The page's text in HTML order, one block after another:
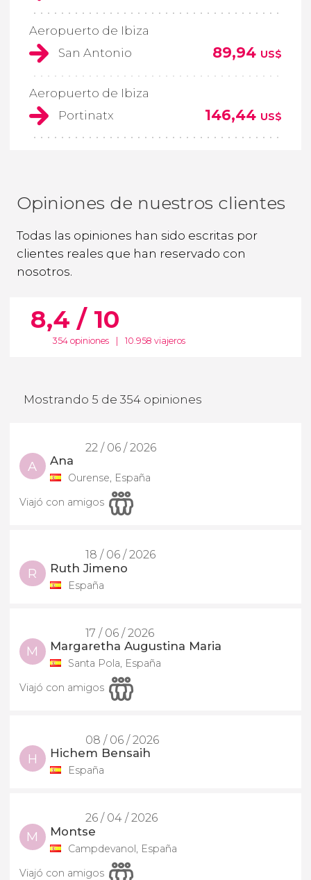
Aeropuerto de Ibiza
San Antonio
89,94 US$
Aeropuerto de Ibiza
Portinatx
146,44 US$
Opiniones de nuestros clientes
Todas las opiniones han sido escritas por
clientes reales que han reservado con
nosotros.
8,4 / 10
354 opiniones 10.958 viajeros
Mostrando 5 de 354 opiniones
22 / 06 / 2026
A Ana
Ourense, España
Viajó con amigos
18 / 06 / 2026
R Ruth Jimeno
España
17 / 06 / 2026
M Margaretha Augustina Maria
Santa Pola, España
Viajó con amigos
08 / 06 / 2026
H Hichem Bensaih
España
26 / 04 / 2026
M Montse
Campdevanol, España
Viajó con amigos